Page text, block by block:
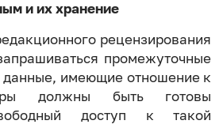
и их хранение
рецензирования
промежуточные
данные, имеющие отношение к
должны быть готовы
доступ к такой